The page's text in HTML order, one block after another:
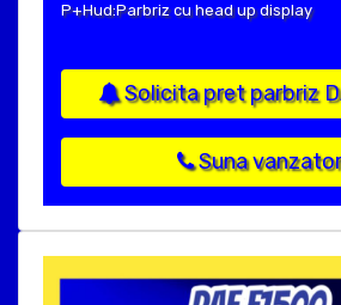
P+Hud:Parbriz cu head up display
Solicita pret parbriz
Suna